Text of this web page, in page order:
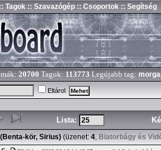
:: Tagok :: Szavazógép :: Csoportok :: Segítség
20700 Tagok: 113773 Legújabb tag:
Eltárol
Lista:
kör, Sirius) (üzenet: 4, Biatorbágy és